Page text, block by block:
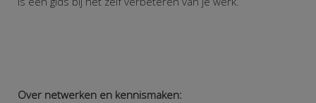
Over netwerken en kennismaken: